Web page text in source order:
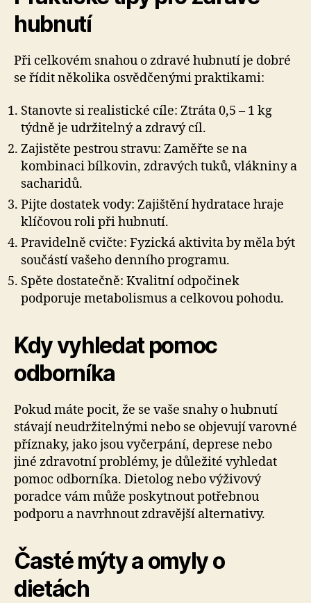
hubnutí
Při celkovém snahou o zdravé hubnutí je dobré
se řídit několika osvědčenými praktikami:
Stanovte si realistické cíle: Ztráta 0,5 – 1 kg
týdně je udržitelný a zdravý cíl.
Zajistěte pestrou stravu: Zaměřte se na
kombinaci bílkovin, zdravých tuků, vlákniny a
sacharidů.
Pijte dostatek vody: Zajištění hydratace hraje
klíčovou roli při hubnutí.
Pravidelně cvičte: Fyzická aktivita by měla být
součástí vašeho denního programu.
Spěte dostatečně: Kvalitní odpočinek
podporuje metabolismus a celkovou pohodu.
Kdy vyhledat pomoc
odborníka
Pokud máte pocit, že se vaše snahy o hubnutí
stávají neudržitelnými nebo se objevují varovné
příznaky, jako jsou vyčerpání, deprese nebo
jiné zdravotní problémy, je důležité vyhledat
pomoc odborníka. Dietolog nebo výživový
poradce vám může poskytnout potřebnou
podporu a navrhnout zdravější alternativy.
Časté mýty a omyly o
dietách